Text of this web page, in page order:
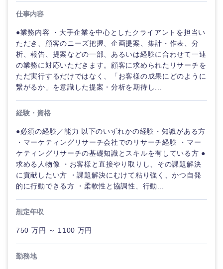
仕事内容
●業務内容 ・大手企業を中心としたクライアントを担当い
ただき、顧客のニーズ把握、企画提案、集計・作表、分
析、報告、提案などの一部、あるいは経験に合わせて一連
の業務に対応いただきます。顧客に求められたリサーチを
ただ実行するだけではなく、「お客様の成果にどのように
繋がるか」を意識した提案・分析を期待し...
経験・資格
●必須の経験／能力 以下のいずれかの経験・知識がある方
・マーケティングリサーチ会社でのリサーチ経験 ・マー
ケティングリサーチの基礎知識とスキルを有している方 ●
求める人物像 ・お客様と直接やり取りし、その課題解決
に貢献したい方 ・課題解決にむけて粘り強く、かつ自発
的に行動できる方 ・柔軟性と協調性、行動...
想定年収
750 万円 ～ 1100 万円
勤務地